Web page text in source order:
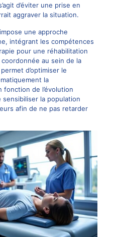
d’éviter une prise en
aggraver la situation.
une approche
intégrant les compétences
pour une réhabilitation
au sein de la
d’optimiser le
la
de l’évolution
la population
afin de ne pas retarder